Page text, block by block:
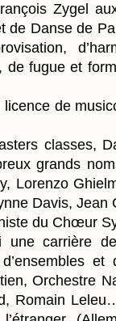
Zygel
de Danse de
de fugue et
de
classes,
grands
Lorenzo
Davis,
du Chœur
une carrière
et
Orchestre
Romain